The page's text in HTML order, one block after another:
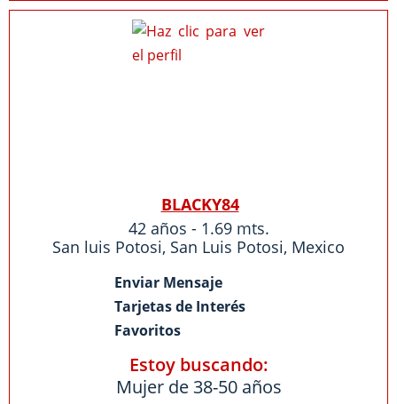
BLACKY84
42 años - 1.69 mts.
San luis Potosi, San Luis Potosi, Mexico
Enviar Mensaje
Tarjetas de Interés
Favoritos
Estoy buscando:
Mujer de 38-50 años